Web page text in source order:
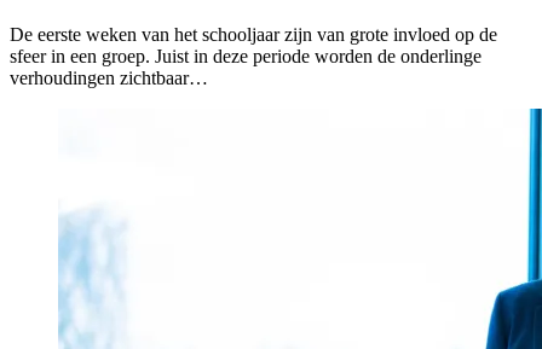
De eerste weken van het schooljaar zijn van grote invloed op de
sfeer in een groep. Juist in deze periode worden de onderlinge
verhoudingen zichtbaar…